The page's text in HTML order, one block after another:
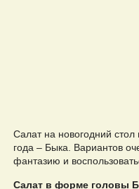
Салат на новогодний
года – Быка. Вариантов
фантазию и
Салат в форме головы